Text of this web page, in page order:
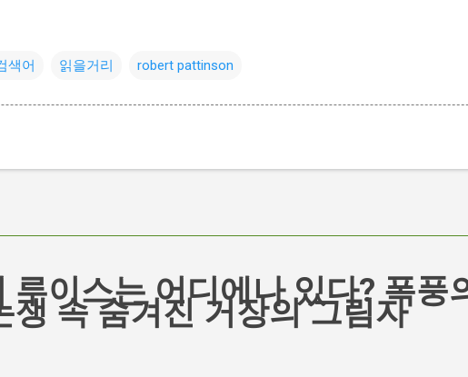
색어 읽을거리 robert pattinson
루이스는 어디에나 있다? 폭풍
쟁 속 숨겨진 거장의 그림자